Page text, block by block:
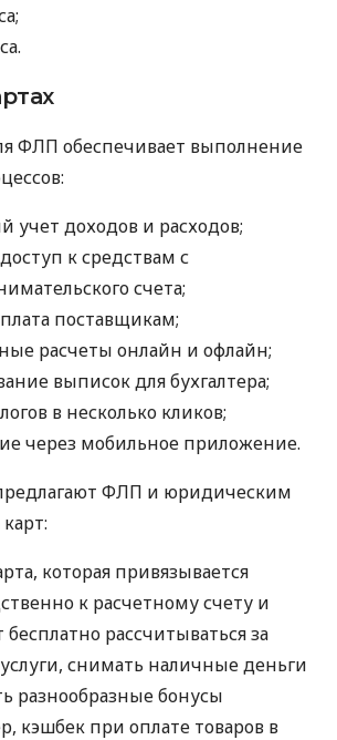
ФЛП обеспечивает выполнение
учет доходов и расходов;
к средствам с
счета;
поставщикам;
расчеты онлайн и офлайн;
выписок для бухгалтера;
в несколько кликов;
через мобильное приложение.
ФЛП и юридическим
которая привязывается
к расчетному счету и
бесплатно рассчитываться за
снимать наличные деньги
разнообразные бонусы
кэшбек при оплате товаров в